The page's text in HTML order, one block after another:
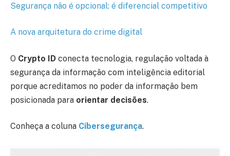
Segurança não é opcional: é diferencial competitivo
A nova arquitetura do crime digital
O Crypto ID conecta tecnologia, regulação voltada à
segurança da informação com inteligência editorial
porque acreditamos no poder da informação bem
posicionada para orientar decisões.
Conheça a coluna Cibersegurança.